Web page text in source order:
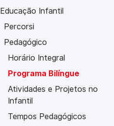
Educação Infantil
Percorsi
Pedagógico
Horário Integral
Programa Bilíngue
Atividades e Projetos no
Infantil
Tempos Pedagógicos